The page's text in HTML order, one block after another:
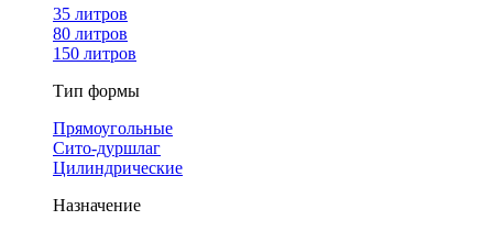
35 литров
80 литров
150 литров
Тип формы
Прямоугольные
Сито-дуршлаг
Цилиндрические
Назначение